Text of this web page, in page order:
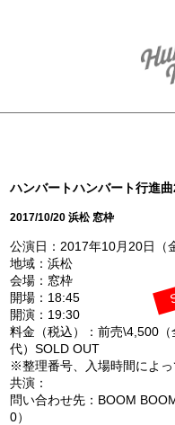
ハンバートハンバート行進
2017/10/20 浜松 窓枠
公演日：2017年10月20日（
地域：浜松
会場：窓枠
開場：18:45
開演：19:30
料金（税込）：前売\4,500
代）SOLD OUT
※整理番号、入場時間によっ
共演：
問い合わせ先：BOOM
0）